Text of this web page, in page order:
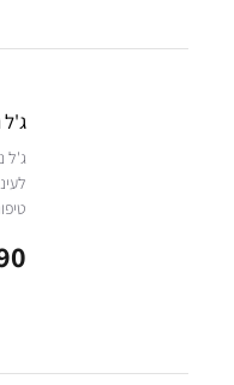
ג'ל
ג'ל